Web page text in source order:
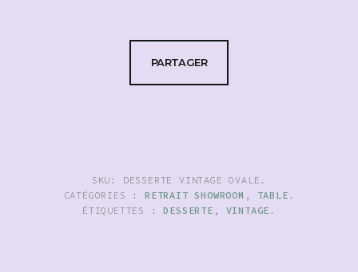
PARTAGER
SKU: DESSERTE VINTAGE OVALE .
CATÉGORIES :RETRAIT SHOWROOM , TABLE .
ÉTIQUETTES :DESSERTE , VINTAGE .